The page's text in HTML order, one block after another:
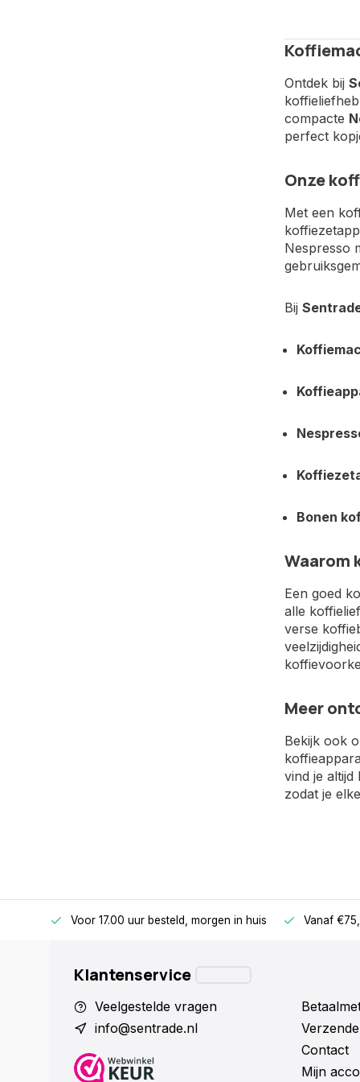
Ontdek bij
compacte
perfect
Onze
Met een
Nespresso
Bij
Bonen
Waarom
Een goed
alle
verse
Meer
Bekijk ook
vind je
zodat je
Voor 17.00 uur besteld, morgen in huis Vanaf
Klantenservice
Veelgestelde vragen
info@sentrade.nl
Contact
Mijn